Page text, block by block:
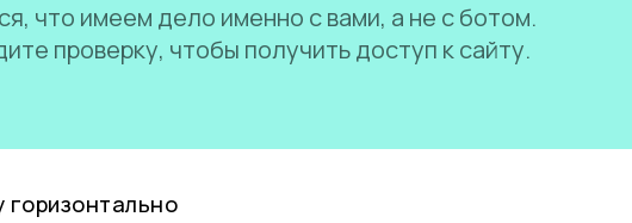
что имеем дело именно с вами, а не с ботом.
проверку, чтобы получить доступ к сайту.
горизонтально